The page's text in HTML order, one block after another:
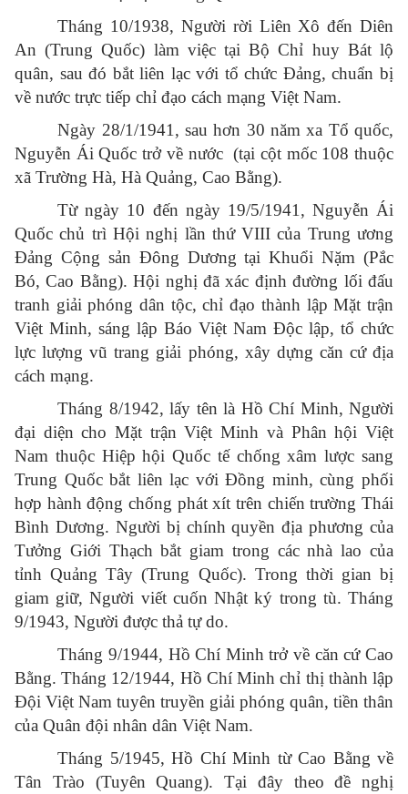
Tháng 10/1938, Người rời Liên Xô đến Diên
An (Trung Quốc) làm việc tại Bộ Chỉ huy Bát lộ
quân, sau đó bắt liên lạc với tổ chức Đảng, chuẩn bị
về nước trực tiếp chỉ đạo cách mạng Việt Nam.
Ngày 28/1/1941, sau hơn 30 năm xa Tổ quốc,
Nguyễn Ái Quốc trở về nước (tại cột mốc 108 thuộc
xã Trường Hà, Hà Quảng, Cao Bằng).
Từ ngày 10 đến ngày 19/5/1941, Nguyễn Ái
Quốc chủ trì Hội nghị lần thứ VIII của Trung ương
Đảng Cộng sản Đông Dương tại Khuổi Nặm (Pắc
Bó, Cao Bằng). Hội nghị đã xác định đường lối đấu
tranh giải phóng dân tộc, chỉ đạo thành lập Mặt trận
Việt Minh, sáng lập Báo Việt Nam Độc lập, tổ chức
lực lượng vũ trang giải phóng, xây dựng căn cứ địa
cách mạng.
Tháng 8/1942, lấy tên là Hồ Chí Minh, Người
đại diện cho Mặt trận Việt Minh và Phân hội Việt
Nam thuộc Hiệp hội Quốc tế chống xâm lược sang
Trung Quốc bắt liên lạc với Đồng minh, cùng phối
hợp hành động chống phát xít trên chiến trường Thái
Bình Dương. Người bị chính quyền địa phương của
Tưởng Giới Thạch bắt giam trong các nhà lao của
tỉnh Quảng Tây (Trung Quốc). Trong thời gian bị
giam giữ, Người viết cuốn Nhật ký trong tù. Tháng
9/1943, Người được thả tự do.
Tháng 9/1944, Hồ Chí Minh trở về căn cứ Cao
Bằng. Tháng 12/1944, Hồ Chí Minh chỉ thị thành lập
Đội Việt Nam tuyên truyền giải phóng quân, tiền thân
của Quân đội nhân dân Việt Nam.
Tháng 5/1945, Hồ Chí Minh từ Cao Bằng về
Tân Trào (Tuyên Quang). Tại đây theo đề nghị